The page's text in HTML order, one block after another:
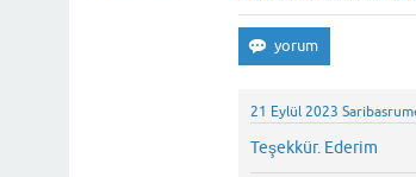
21 Eylül 2023
Teşekkür. Ederim